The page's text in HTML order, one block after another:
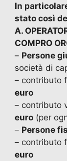
In
stato così
A.
COMPRO
– Persone
società di
–
euro
–
euro (per
– Persone
–
euro